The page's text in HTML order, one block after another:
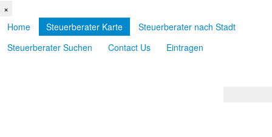
×
Home
Steuerberater Karte
Steuerberater nach Stadt
Steuerberater Suchen
Contact Us Eintragen